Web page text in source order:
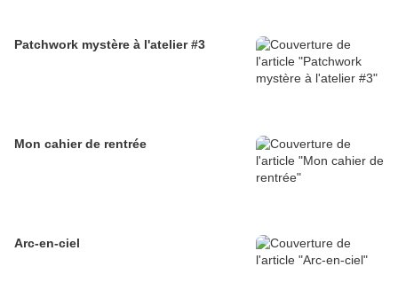
Patchwork mystère à l'atelier #3
Mon cahier de rentrée
Arc-en-ciel